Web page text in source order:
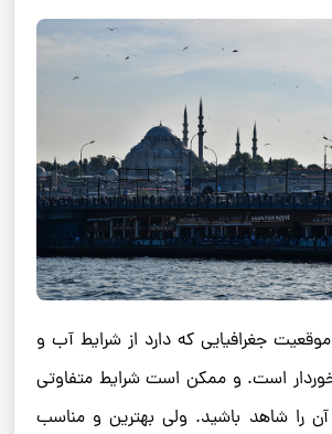
جغرافیایی که دارد از شرایط آب و
است. و ممکن است شرایط متفاوتی
را شاهد باشید. ولی بهترین و مناسب